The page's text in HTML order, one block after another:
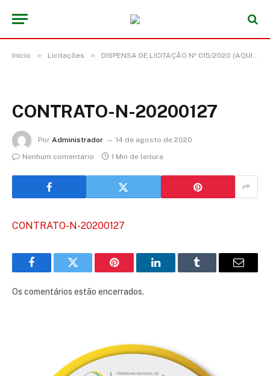
Início » Licitações » DISPENSA DE LICITAÇÃO Nº 015/2020 (AQUISIÇÃO DE INSUMOS MÉDICOS HOSPITALARES PARA ATENDER AS NECESSIDADES DA SECRETARIA MUNICIPAL DE SAÚDE)
CONTRATO-N-20200127
Por Administrador
14 de agosto de 2020
Nenhum comentário
1 Min de leitura
CONTRATO-N-20200127
FacebookTwitter Pinterest LinkedInTumblr
E-
Os comentários estão encerrados.